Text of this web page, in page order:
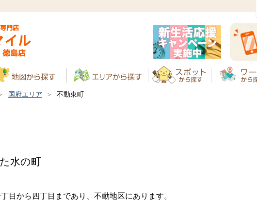
国府エリア 不動東町
水の町
目から四丁目まであり、不動地区にあります。